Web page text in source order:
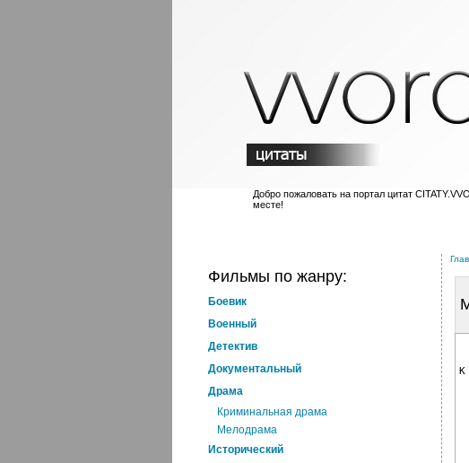
Добро пожаловать на портал цитат
месте!
Фильмы по жанру:
Боевик
Военный
Детектив
Документальный
Драма
Криминальная драма
Мелодрама
Исторический
К